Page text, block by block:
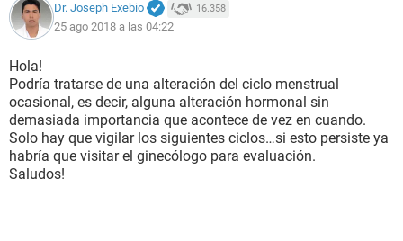
Dr. Joseph Exebio 16.358
25 ago 2018 a las 04:22
Hola!
Podría tratarse de una alteración del ciclo menstrual
ocasional, es decir, alguna alteración hormonal sin
demasiada importancia que acontece de vez en cuando.
Solo hay que vigilar los siguientes ciclos…si esto persiste ya
habría que visitar el ginecólogo para evaluación.
Saludos!